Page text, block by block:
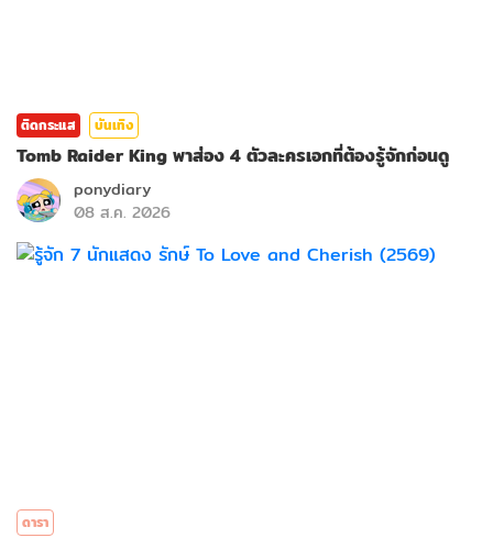
ติดกระแส บันเทิง
Tomb Raider King พาส่อง 4 ตัวละครเอกที่ต้องรู้จักก่อนดู
ponydiary
08 ส.ค. 2026
ดารา